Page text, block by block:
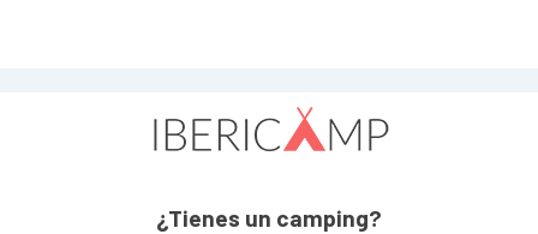
¿Tienes un camping?